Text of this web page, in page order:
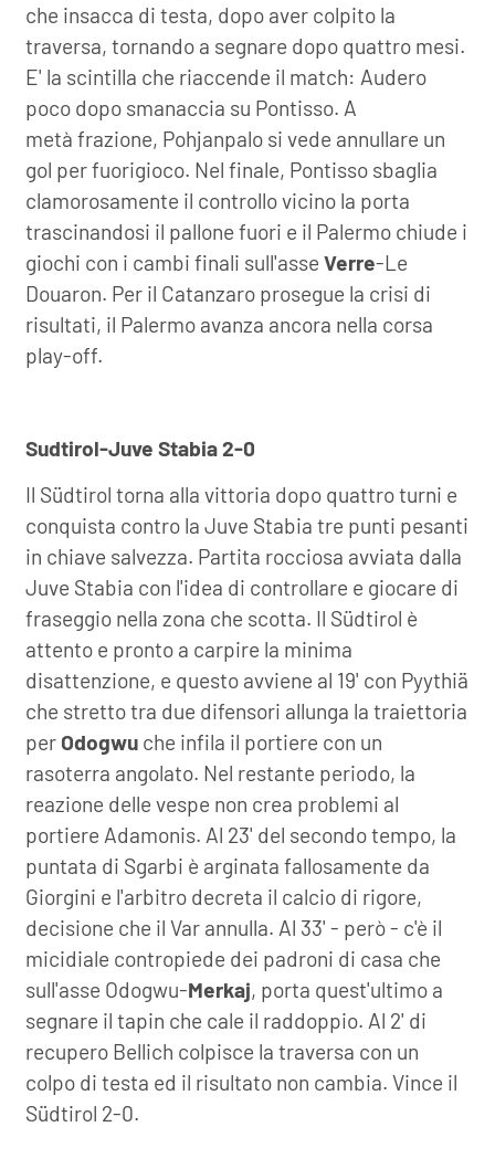
che insacca di testa, dopo aver colpito la
traversa, tornando a segnare dopo quattro mesi.
E' la scintilla che riaccende il match: Audero
poco dopo smanaccia su Pontisso. A
metà frazione, Pohjanpalo si vede annullare un
gol per fuorigioco. Nel finale, Pontisso sbaglia
clamorosamente il controllo vicino la porta
trascinandosi il pallone fuori e il Palermo chiude i
giochi con i cambi finali sull'asse Verre-Le
Douaron. Per il Catanzaro prosegue la crisi di
risultati, il Palermo avanza ancora nella corsa
play-off.
Sudtirol-Juve Stabia 2-0
Il Südtirol torna alla vittoria dopo quattro turni e
conquista contro la Juve Stabia tre punti pesanti
in chiave salvezza. Partita rocciosa avviata dalla
Juve Stabia con l'idea di controllare e giocare di
fraseggio nella zona che scotta. Il Südtirol è
attento e pronto a carpire la minima
disattenzione, e questo avviene al 19' con Pyythiä
che stretto tra due difensori allunga la traiettoria
per Odogwu che infila il portiere con un
rasoterra angolato. Nel restante periodo, la
reazione delle vespe non crea problemi al
portiere Adamonis. Al 23' del secondo tempo, la
puntata di Sgarbi è arginata fallosamente da
Giorgini e l'arbitro decreta il calcio di rigore,
decisione che il Var annulla. Al 33' - però - c'è il
micidiale contropiede dei padroni di casa che
sull'asse Odogwu-Merkaj, porta quest'ultimo a
segnare il tapin che cale il raddoppio. Al 2' di
recupero Bellich colpisce la traversa con un
colpo di testa ed il risultato non cambia. Vince il
Südtirol 2-0.